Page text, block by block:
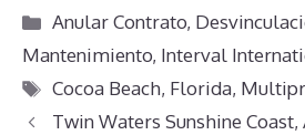
Categorías
Anular Contrato,
Mantenimiento, Interval
Etiquetas
Cocoa Beach, Florida,
Twin Waters Sunshine